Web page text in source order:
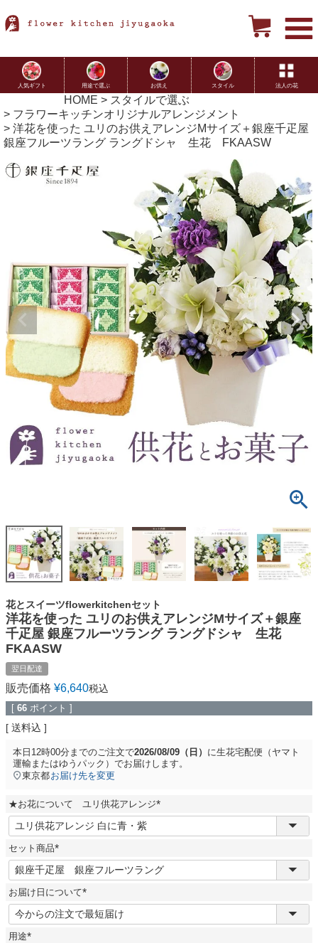
人気ギフト 用途で選ぶ お供え スタイル 法人の花
HOME
スタイルで選ぶ
フラワーキッチンオリジナルアレンジメント
洋花を使った ユリのお供えアレンジMサイズ＋銀座千疋屋
銀座フルーツラング ラングドシャ 生花 FKAASW
花とスイーツflowerkitchenセット
洋花を使った ユリのお供えアレンジMサイズ＋銀座
千疋屋 銀座フルーツラング ラングドシャ 生花
FKAASW
翌日配達
販売価格 ¥6,640税込
[ 66 ポイント ]
送料込
本日 12時00分 までのご注文で2026/08/09（日） に生花宅配便（ヤマト
運輸またはゆうパック） でお届けします。
東京都お届け先を変更
★お花について ユリ供花アレンジ
(
須
セット商品
(
必
須
)
お届け日について
(
必
須
用途